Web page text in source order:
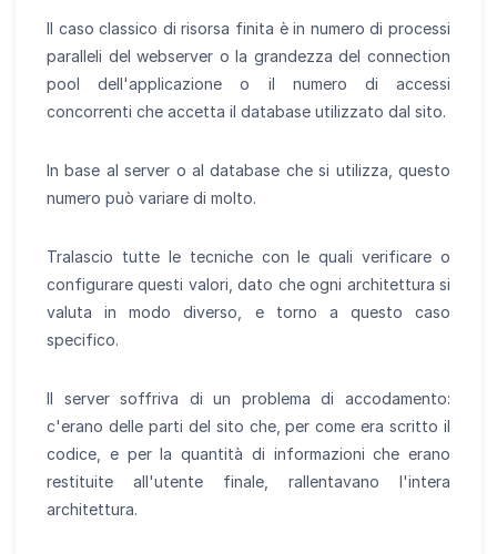
Il caso classico di risorsa finita è in numero di processi
paralleli del webserver o la grandezza del connection
pool dell'applicazione o il numero di accessi
concorrenti che accetta il database utilizzato dal sito.
In base al server o al database che si utilizza, questo
numero può variare di molto.
Tralascio tutte le tecniche con le quali verificare o
configurare questi valori, dato che ogni architettura si
valuta in modo diverso, e torno a questo caso
specifico.
Il server soffriva di un problema di accodamento:
c'erano delle parti del sito che, per come era scritto il
codice, e per la quantità di informazioni che erano
restituite all'utente finale, rallentavano l'intera
architettura.